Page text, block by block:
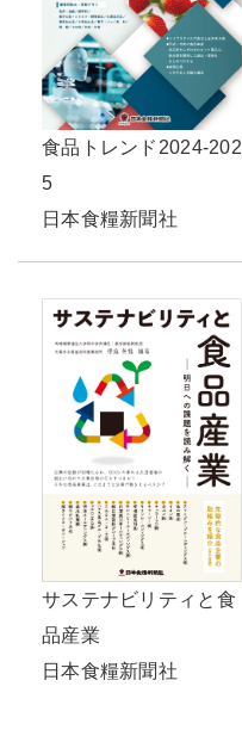
食品トレンド2024-202
5
日本食糧新聞社
サステナビリティと食
品産業
日本食糧新聞社